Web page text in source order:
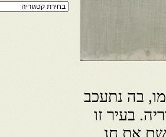
בה נתעכב
בעיר זו
שם את חג
רשימת
הנושאים